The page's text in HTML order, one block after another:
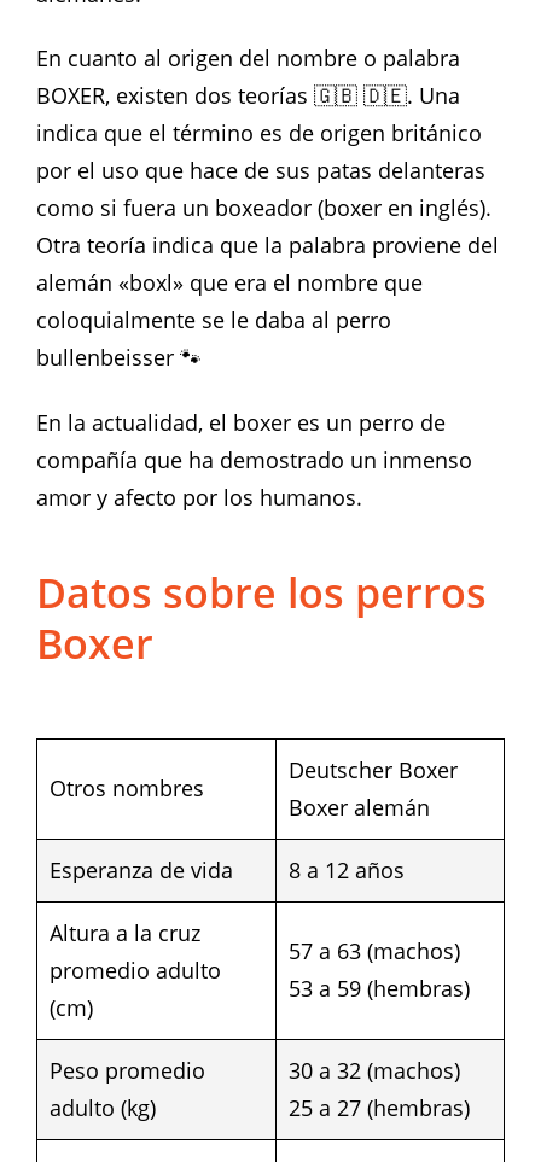
En cuanto al origen del nombre o palabra
BOXER, existen dos teorías 🇬🇧 🇩🇪. Una
indica que el término es de origen británico
por el uso que hace de sus patas delanteras
como si fuera un boxeador (boxer en inglés).
Otra teoría indica que la palabra proviene del
alemán «boxl» que era el nombre que
coloquialmente se le daba al perro
bullenbeisser 🐾
En la actualidad, el boxer es un perro de
compañía que ha demostrado un inmenso
amor y afecto por los humanos.
Datos sobre los perros
Boxer
Otros nombres
Deutscher Boxer
Boxer alemán
Esperanza de vida 8 a 12 años
Altura a la cruz
promedio adulto
(cm)
57 a 63 (machos)
53 a 59 (hembras)
Peso promedio
adulto (kg)
30 a 32 (machos)
25 a 27 (hembras)